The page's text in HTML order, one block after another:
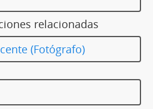
relacionadas
(Fotógrafo)